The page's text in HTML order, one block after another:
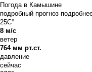
Погода в Камышине
подробный прогноз
25C°
8 м/с
ветер
764 мм рт.ст.
давление
сейчас